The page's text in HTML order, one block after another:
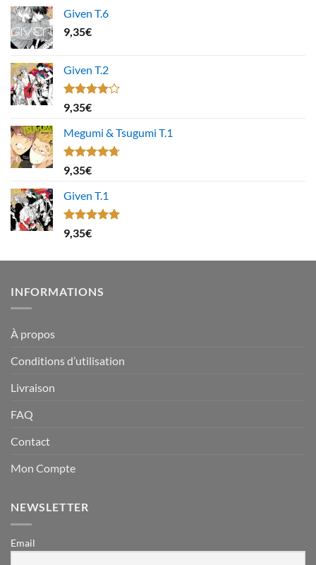
Given T.6
9,35€
Given T.2
Note
4.00
5
9,35€
Megumi & Tsugumi T.1
Note4.67
sur 5
9,35€
Given T.1
Note5.00
sur 5
9,35€
INFORMATIONS
À propos
Conditions d’utilisation
Livraison
FAQ
Contact
Mon Compte
NEWSLETTER
Email